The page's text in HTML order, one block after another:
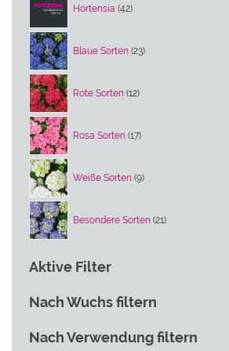
Hortensia 42
Produkte
Blaue Sorten 23
Produkte
Rote Sorten 12
Produkte
Rosa Sorten 17
Produkte
Weiße Sorten 9
Produkte
Besondere Sorten 21
Produkte
Aktive Filter
Nach Wuchs filtern
Nach Verwendung filtern